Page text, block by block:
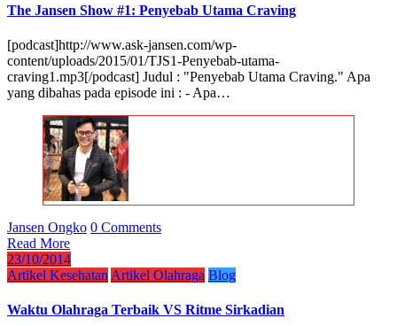
The Jansen Show #1: Penyebab Utama Craving
[podcast]http://www.ask-jansen.com/wp-
content/uploads/2015/01/TJS1-Penyebab-utama-
craving1.mp3[/podcast] Judul : "Penyebab Utama Craving." Apa
yang dibahas pada episode ini : - Apa…
Jansen Ongko 0 Comments
Read More
23/10/2014
Artikel Kesehatan Artikel Olahraga Blog
Waktu Olahraga Terbaik VS Ritme Sirkadian